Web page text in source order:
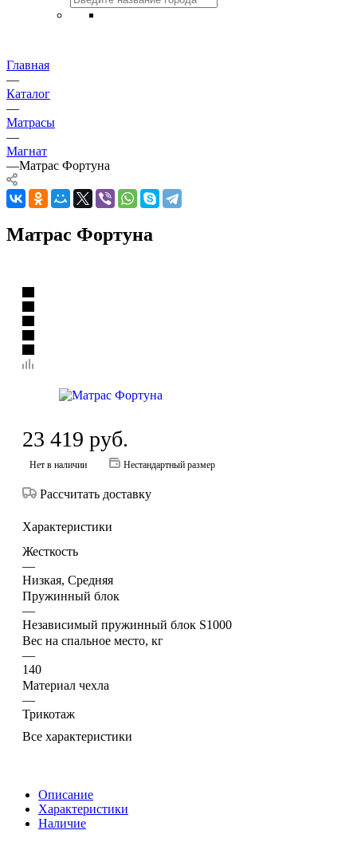
Главная
—
Каталог
—
Матрасы
—
Магнат
—Матрас Фортуна
Матрас Фортуна
23 419 руб.
Нет в наличии Нестандартный размер
Рассчитать доставку
Характеристики
Жесткость
—
Низкая, Средняя
Пружинный блок
—
Независимый пружинный блок S1000
Вес на спальное место, кг
—
140
Материал чехла
—
Трикотаж
Все характеристики
Описание
Характеристики
Наличие